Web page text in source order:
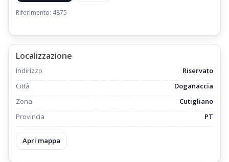
Riferimento: 4875
Localizzazione
Indirizzo
Riservato
Città
Doganaccia
Zona
Cutigliano
Provincia
PT
Apri mappa